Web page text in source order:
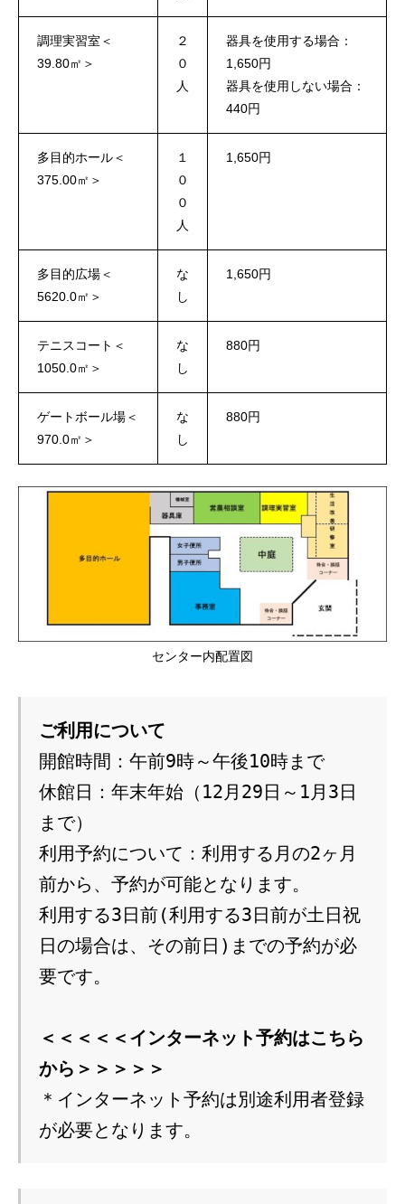
調理実習室＜
39.80㎡＞
２
０
人
器具を使用する場合：
1,650円
器具を使用しない場合：
440円
多目的ホール＜
375.00㎡＞
１
０
０
人
1,650円
多目的広場＜
5620.0㎡＞
な
し
1,650円
テニスコート＜
1050.0㎡＞
な
し
880円
ゲートボール場＜
970.0㎡＞
な
し
880円
センター内配置図
ご利用について
開館時間：午前9時～午後10時まで
休館日：年末年始（12月29日～1月3日
まで）
利用予約について：利用する月の2ヶ月
前から、予約が可能となります。
利用する3日前(利用する3日前が土日祝
日の場合は、その前日)までの予約が必
要です。
＜＜＜＜＜インターネット予約はこちら
から＞＞＞＞＞
＊インターネット予約は別途利用者登録
が必要となります。